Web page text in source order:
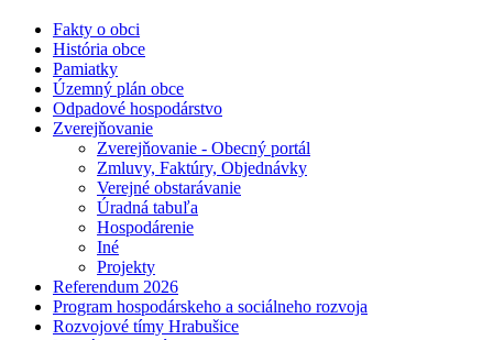
Fakty o obci
História obce
Pamiatky
Územný plán obce
Odpadové hospodárstvo
Zverejňovanie
Zverejňovanie - Obecný portál
Zmluvy, Faktúry, Objednávky
Verejné obstarávanie
Úradná tabuľa
Hospodárenie
Iné
Projekty
Referendum 2026
Program hospodárskeho a sociálneho rozvoja
Rozvojové tímy Hrabušice